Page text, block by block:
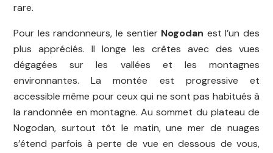
rare.
Pour les randonneurs, le sentier Nogodan est l’un des
plus appréciés. Il longe les crêtes avec des vues
dégagées sur les vallées et les montagnes
environnantes. La montée est progressive et
accessible même pour ceux qui ne sont pas habitués à
la randonnée en montagne. Au sommet du plateau de
Nogodan, surtout tôt le matin, une mer de nuages
s’étend parfois à perte de vue en dessous de vous,